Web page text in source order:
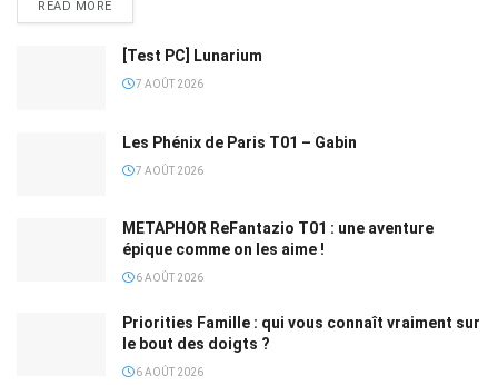
READ MORE
[Test PC] Lunarium
7 AOÛT 2026
Les Phénix de Paris T01 – Gabin
7 AOÛT 2026
METAPHOR ReFantazio T01 : une aventure
épique comme on les aime !
6 AOÛT 2026
Priorities Famille : qui vous connaît vraiment sur
le bout des doigts ?
6 AOÛT 2026